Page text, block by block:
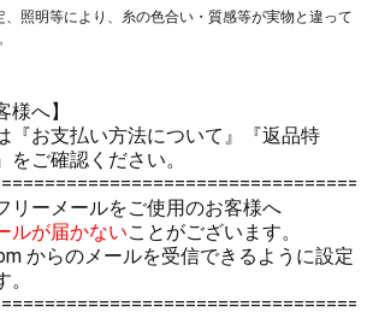
照明等により、糸の色合い・質感等が実物と違って
様へ】
『お支払い方法について』
『返品特
をご確認ください。
リーメールをご使用のお客様へ
ルが届かないことがございます。
からのメールを受信できるように設定